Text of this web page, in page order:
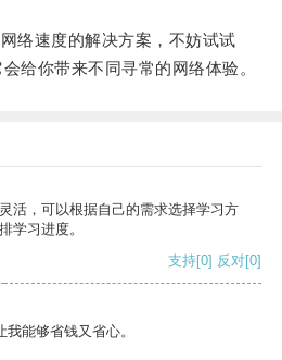
速度的解决方案，不妨试试
给你带来不同寻常的网络体验。
活，可以根据自己的需求选择学习方
学习进度。
支持[0] 反对[0]
能够省钱又省心。